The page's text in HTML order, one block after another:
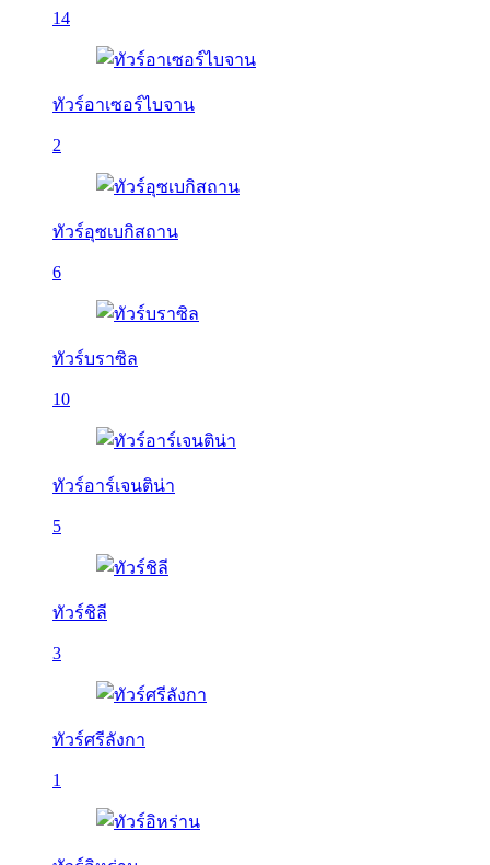
14
ทัวร์อาเซอร์ไบจาน
2
ทัวร์อุซเบกิสถาน
6
ทัวร์บราซิล
10
ทัวร์อาร์เจนติน่า
5
ทัวร์ชิลี
3
ทัวร์ศรีลังกา
1